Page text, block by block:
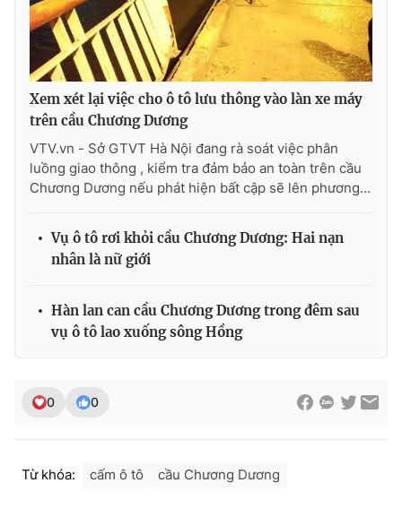
Ðiện thoại Thời báo VTV: 024.66 897 897
Email:toasoan@vtv.vn
Liên hệ quảng cáo:024-7300.7108
® Cấm sao chép dưới mọi hình thức nếu không có sự chấp
thuận bằng văn bản. Ghi rõ nguồn VTV.vn khi phát hành lại
Xem xét lại việc cho ô tô lưu thông vào làn xe máy
trên cầu Chương Dương
VTV.vn - Sở GTVT Hà Nội đang rà soát việc phân
luồng giao thông , kiểm tra đảm bảo an toàn trên cầu
Chương Dương nếu phát hiện bất cập sẽ lên phương...
Vụ ô tô rơi khỏi cầu Chương Dương: Hai nạn
nhân là nữ giới
Hàn lan can cầu Chương Dương trong đêm sau
vụ ô tô lao xuống sông Hồng
0 0
Từ khóa: cấm ô tô cầu Chương Dương